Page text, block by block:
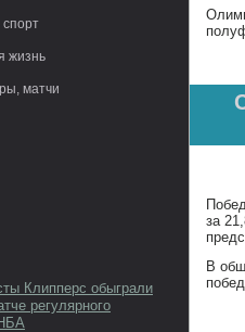
спорт
жизнь
матчи
Клипперс обыграли
регулярного
за
В